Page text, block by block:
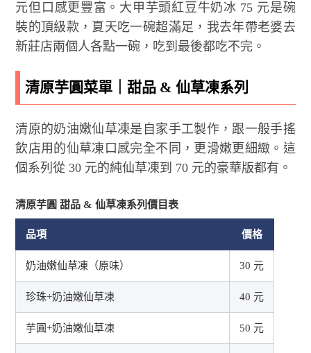
元但口感更豐富。大甲芋頭紅豆牛奶冰 75 元是碗
裝的頂級款，夏天吃一碗超滿足，我去年帶老婆去
新莊店兩個人各點一碗，吃到最後都吃不完。
清原芋圓菜單｜甜品 & 仙草凍系列
清原的奶油嫩仙草凍是自家手工製作，跟一般手搖
飲店用的仙草凍口感完全不同，更滑嫩更細緻。這
個系列從 30 元的純仙草凍到 70 元的豪華版都有。
清原芋圓 甜品 & 仙草凍系列價目表
品項 價格
奶油嫩仙草凍（原味） 30 元
珍珠+奶油嫩仙草凍 40 元
芋圓+奶油嫩仙草凍 50 元